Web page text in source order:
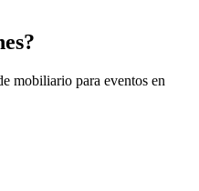
mobiliario para eventos en